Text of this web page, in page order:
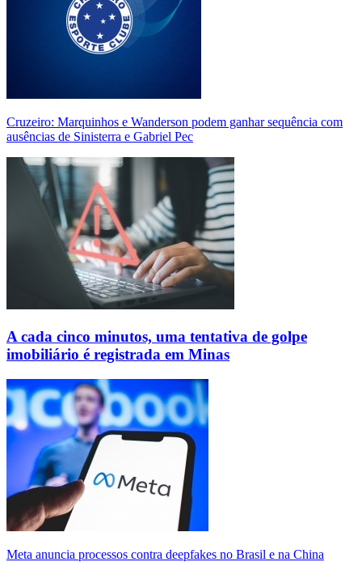
Cruzeiro: Marquinhos e Wanderson podem ganhar sequência com
ausências de Sinisterra e Gabriel Pec
A cada cinco minutos, uma tentativa de golpe
imobiliário é registrada em Minas
Meta anuncia processos contra deepfakes no Brasil e na China